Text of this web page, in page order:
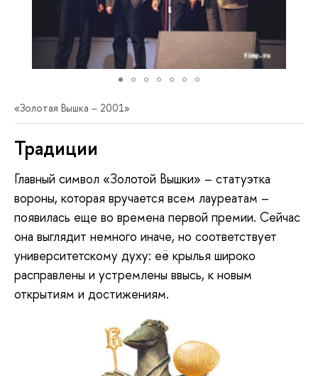
«Золотая Вышка – 2001»
Традиции
Главный символ «Золотой Вышки» – статуэтка
вороны, которая вручается всем лауреатам –
появилась еще во времена первой премии. Сейчас
она выглядит немного иначе, но соответствует
университетскому духу: её крылья широко
расправлены и устремлены ввысь, к новым
открытиям и достижениям.